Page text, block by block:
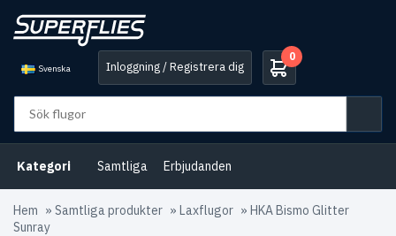
Svenska Inloggning / Registrera dig
0
Kategori Samtliga Erbjudanden
Hem » Samtliga produkter » Laxflugor » HKA Bismo Glitter
Sunray